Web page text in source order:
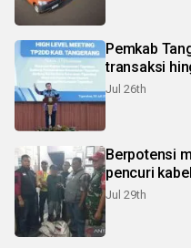
Pemkab
transaksi
Jul 26th
Berpotensi
pencuri
Jul 29th